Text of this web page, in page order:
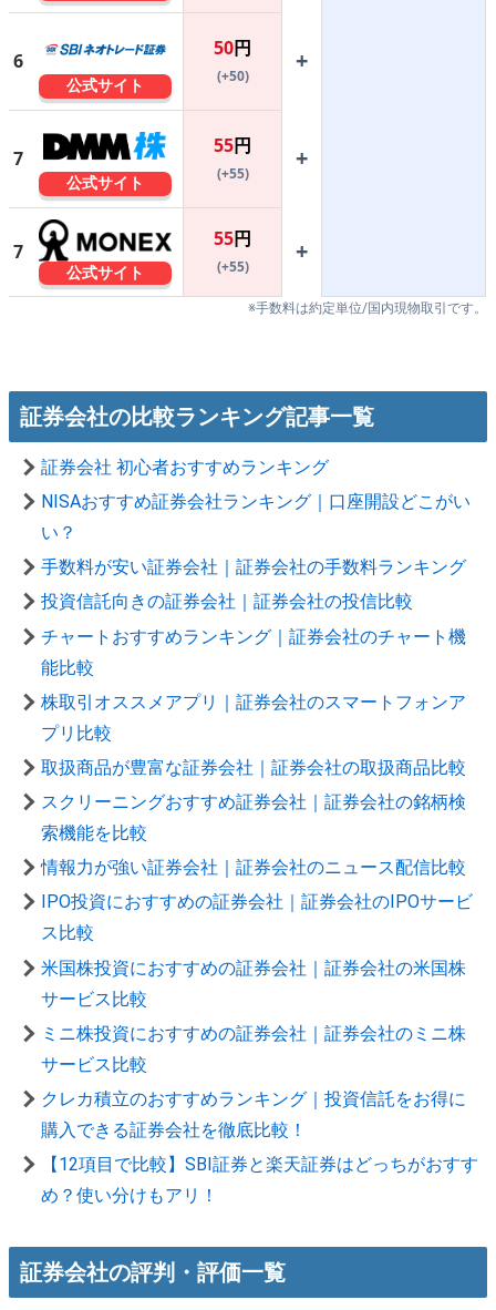
6
公式サイト
50円
(+50)
+
7
公式サイト
55円
(+55)
+
7
公式サイト
55円
(+55)
+
※手数料は約定単位/国内現物取引です。
証券会社の比較ランキング記事一覧
証券会社 初心者おすすめランキング
NISAおすすめ証券会社ランキング｜口座開設どこがい
い？
手数料が安い証券会社｜証券会社の手数料ランキング
投資信託向きの証券会社｜証券会社の投信比較
チャートおすすめランキング｜証券会社のチャート機
能比較
株取引オススメアプリ｜証券会社のスマートフォンア
プリ比較
取扱商品が豊富な証券会社｜証券会社の取扱商品比較
スクリーニングおすすめ証券会社｜証券会社の銘柄検
索機能を比較
情報力が強い証券会社｜証券会社のニュース配信比較
IPO投資におすすめの証券会社｜証券会社のIPOサービ
ス比較
米国株投資におすすめの証券会社｜証券会社の米国株
サービス比較
ミニ株投資におすすめの証券会社｜証券会社のミニ株
サービス比較
クレカ積立のおすすめランキング｜投資信託をお得に
購入できる証券会社を徹底比較！
【12項目で比較】SBI証券と楽天証券はどっちがおすす
め？使い分けもアリ！
証券会社の評判・評価一覧